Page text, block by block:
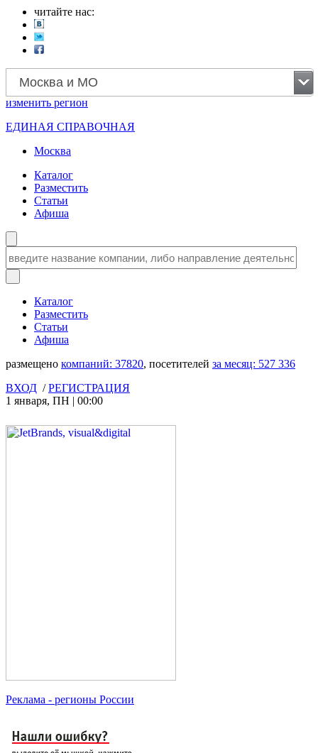
читайте нас:
Москва и МО
изменить регион
ЕДИНАЯ СПРАВОЧНАЯ
Москва
Каталог
Разместить
Статьи
Афиша
Каталог
Разместить
Статьи
Афиша
размещено компаний: 37820, посетителей за месяц: 527 336
ВХОД /РЕГИСТРАЦИЯ
1 января, ПН | 00:00
Реклама - регионы России